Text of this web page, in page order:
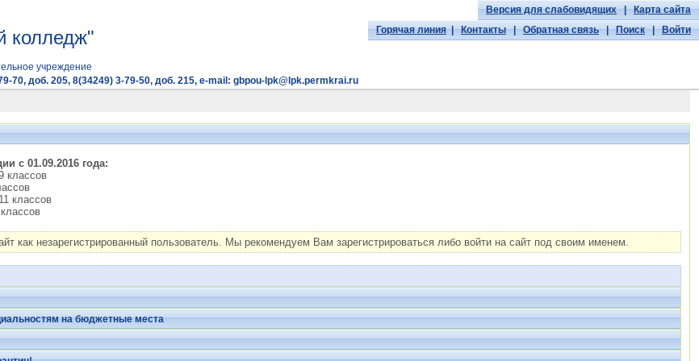
колледж"
Версия для слабовидящих|Карта сайта
Горячая линия|Контакты|Обратная связь|Поиск|Войти
учреждение
70, доб. 205, 8(34249) 3-79-50, доб. 215, e-mail: gbpou-lpk@lpk.permkrai.ru
с 01.09.2016 года:
классов
классов
как незарегистрированный пользователь. Мы рекомендуем Вам зарегистрироваться либо войти на сайт под своим именем.
на бюджетные места